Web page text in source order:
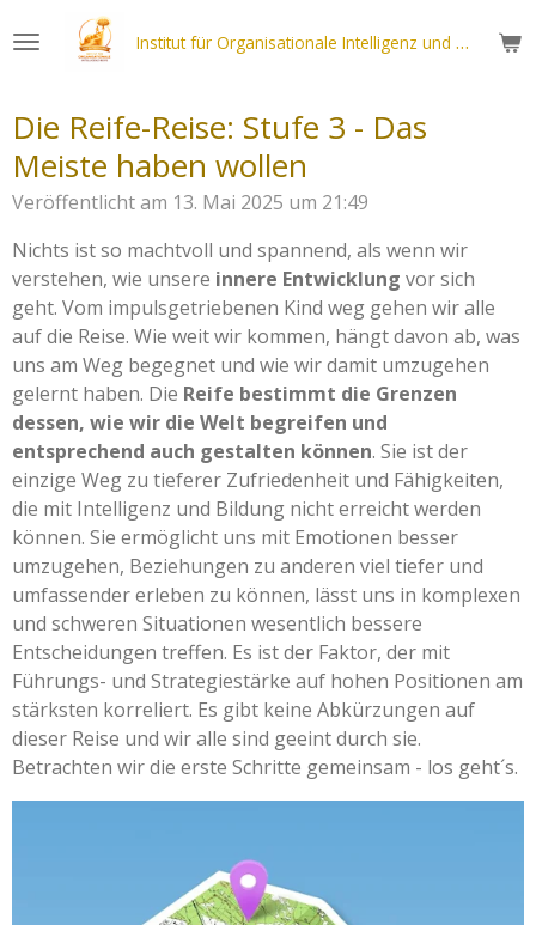
Hauptinhalt
Institut für Organisationale Intelligenz und - Reife (ICH-ENTWICKLUNG
Die Reife-Reise: Stufe 3 - Das
Meiste haben wollen
Veröffentlicht am 13. Mai 2025 um 21:49
Nichts ist so machtvoll und spannend, als wenn wir
verstehen, wie unsere innere Entwicklung vor sich
geht. Vom impulsgetriebenen Kind weg gehen wir alle
auf die Reise. Wie weit wir kommen, hängt davon ab, was
uns am Weg begegnet und wie wir damit umzugehen
gelernt haben. Die Reife bestimmt die Grenzen
dessen, wie wir die Welt begreifen und
entsprechend auch gestalten können. Sie ist der
einzige Weg zu tieferer Zufriedenheit und Fähigkeiten,
die mit Intelligenz und Bildung nicht erreicht werden
können. Sie ermöglicht uns mit Emotionen besser
umzugehen, Beziehungen zu anderen viel tiefer und
umfassender erleben zu können, lässt uns in komplexen
und schweren Situationen wesentlich bessere
Entscheidungen treffen. Es ist der Faktor, der mit
Führungs- und Strategiestärke auf hohen Positionen am
stärksten korreliert. Es gibt keine Abkürzungen auf
dieser Reise und wir alle sind geeint durch sie.
Betrachten wir die erste Schritte gemeinsam - los geht´s.